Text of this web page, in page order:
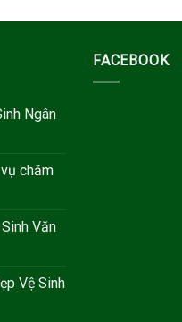
Ngân
chăm
Văn
Vệ Sinh
FACEBOOK